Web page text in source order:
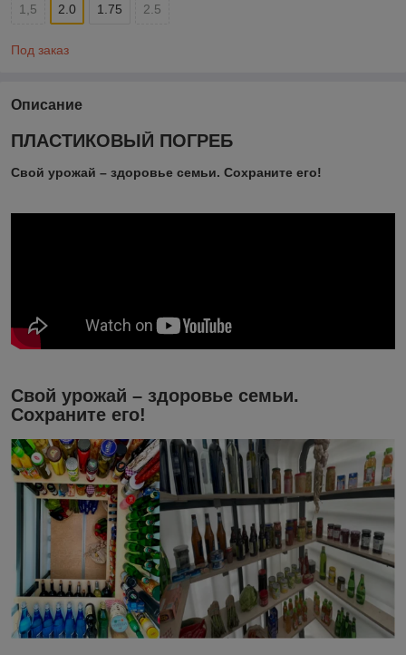
1,5 2.0 1.75 2.5
Под заказ
Описание
ПЛАСТИКОВЫЙ ПОГРЕБ
Свой урожай – здоровье семьи. Сохраните его!
Свой урожай – здоровье семьи.
Сохраните его!